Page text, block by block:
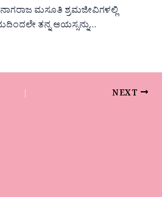
ಮಸೂತಿ ಶ್ರಮಜೀವಿಗಳಲ್ಲಿ
ತನ್ನ ಆಯಸ್ಸನ್ನು…
NEXT